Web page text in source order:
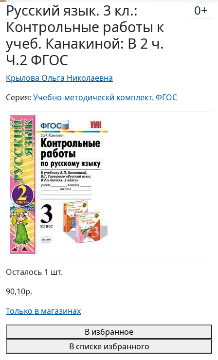
Русский язык. 3 кл.:
Контрольные работы к
учеб. Канакиной: В 2 ч.
Ч.2 ФГОС
0+
Крылова Ольга Николаевна
Серия: Учебно-методическй комплект. ФГОС
Осталось 1 шт.
90,10р.
Только в магазинах
В избранное
В списке избранного